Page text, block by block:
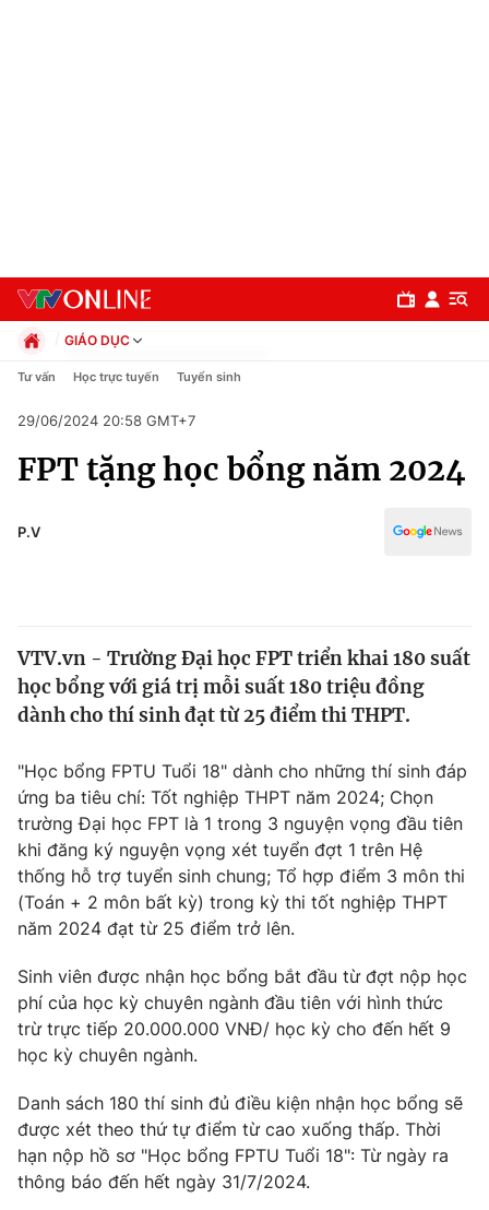
Chuyên mục
Y tế
Tin tức
Thế giới đó đây
Câu chuyện quốc tế
Kinh tế
Tài chính
Thị trường
Góc doanh nghiệp
Dữ liệu và đời sống
Truyền hình
Phim VTV
Hậu trường
Nhân vật
Khán giả
Giải sao mai
Giải trí
Điện ảnh
Âm nhạc
Sao
Đời sống
Du lịch
Làm đẹp
Chất lượng cuộc sống
Giáo dục
Tuyển sinh
Công nghệ
GIÁO DỤC
Chính trị
Pháp luật
Kinh tế
Thể thao
Giáo dục
Tư vấn Học trực tuyến Tuyển sinh
29/06/2024 20:58 GMT+7
FPT tặng học bổng năm 2024
P.V
VTV.vn - Trường Đại học FPT triển khai 180 suất
học bổng với giá trị mỗi suất 180 triệu đồng
dành cho thí sinh đạt từ 25 điểm thi THPT.
"Học bổng FPTU Tuổi 18" dành cho những thí sinh đáp
ứng ba tiêu chí: Tốt nghiệp THPT năm 2024; Chọn
trường Đại học FPT là 1 trong 3 nguyện vọng đầu tiên
khi đăng ký nguyện vọng xét tuyển đợt 1 trên Hệ
thống hỗ trợ tuyển sinh chung; Tổ hợp điểm 3 môn thi
(Toán + 2 môn bất kỳ) trong kỳ thi tốt nghiệp THPT
năm 2024 đạt từ 25 điểm trở lên.
Sinh viên được nhận học bổng bắt đầu từ đợt nộp học
phí của học kỳ chuyên ngành đầu tiên với hình thức
trừ trực tiếp 20.000.000 VNĐ/ học kỳ cho đến hết 9
học kỳ chuyên ngành.
Danh sách 180 thí sinh đủ điều kiện nhận học bổng sẽ
được xét theo thứ tự điểm từ cao xuống thấp. Thời
hạn nộp hồ sơ "Học bổng FPTU Tuổi 18": Từ ngày ra
thông báo đến hết ngày 31/7/2024.